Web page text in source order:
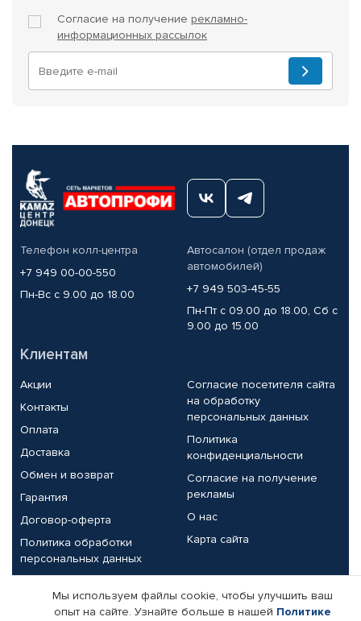
Согласие на получение рекламно-
информационных рассылок
Телефон колл-центра
+7 949 00-00-550
Пн-Вс с 9.00 до 18.00
Автосалон (отдел продаж
автомобилей)
+7 949 503-45-55
Пн-Пт с 09.00 до 18.00, Сб с
9.00 до 15.00
Клиентам
Акции
Контакты
Оплата
Доставка
Обмен и возврат
Гарантия
Договор-оферта
Политика обработки
персональных данных
Согласие посетителя сайта
на обработку
персональных данных
Политика
конфиденциальности
Согласие на получение
рекламы
О нас
Карта сайта
Партнерам
Мы используем файлы cookie, чтобы улучшить ваш
опыт на сайте. Узнайте больше в нашей Политике